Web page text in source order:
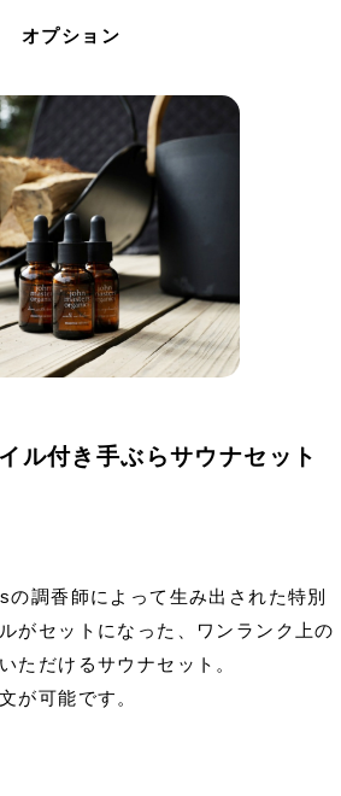
オプション
ル付き手ぶらサウナセット
調香師によって生み出された特別
がセットになった、ワンランク上の
ただけるサウナセット。
が可能です。